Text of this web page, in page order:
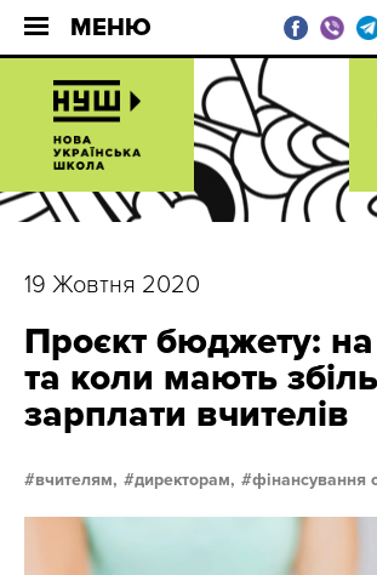
МЕНЮ
19 Жовтня 2020
Проєкт бюджету: на
та коли мають
зарплати вчителів
вчителям, директорам, фінансування